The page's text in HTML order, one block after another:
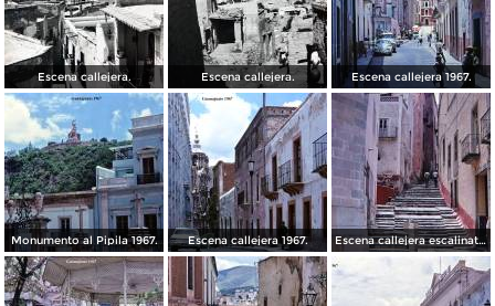
Escena callejera. Escena callejera. Escena callejera 1967.
Monumento al Pipila 1967. Escena callejera 1967. Escena callejera escalinata 1967.